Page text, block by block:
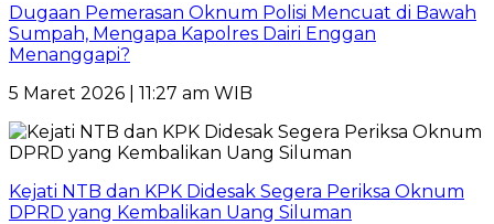
Dugaan Pemerasan Oknum Polisi Mencuat di Bawah
Sumpah, Mengapa Kapolres Dairi Enggan
Menanggapi?
5 Maret 2026 | 11:27 am WIB
Kejati NTB dan KPK Didesak Segera Periksa Oknum
DPRD yang Kembalikan Uang Siluman